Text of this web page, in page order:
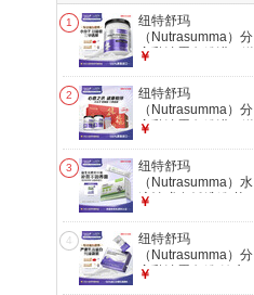
1
纽特舒玛
（Nutrasumma）分
离乳清蛋白粉进口送
后恢复营养粉 【新
客尝鲜】 464g*1罐
￥
2
纽特舒玛
（Nutrasumma）分
离乳清蛋白粉进口送
后恢复营养粉 【蛋
白佳礼】 464g*2罐
￥
3
纽特舒玛
（Nutrasumma）水
溶性膳食纤维粉 菊
身材管理 肠道健康
12g*15袋
￥
4
纽特舒玛
（Nutrasumma）分
离乳清蛋白粉 健康
￥